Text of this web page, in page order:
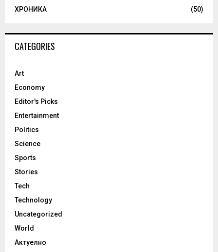
ХРОНИКА
(50)
CATEGORIES
Art
Economy
Editor's Picks
Entertainment
Politics
Science
Sports
Stories
Tech
Technology
Uncategorized
World
Актуелно